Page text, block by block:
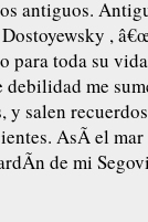
antiguos.
,
toda su vida
debilidad me
y salen
AsÃ­ el mar
de mi